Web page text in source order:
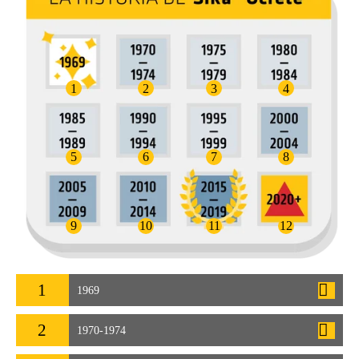
1 2 3 4
5 6 7 8
9 10 11 12
1 1969
2 1970-1974